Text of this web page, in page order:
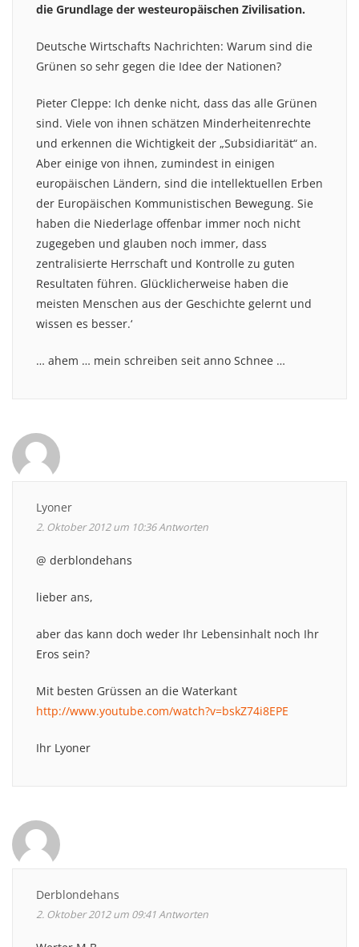
die Grundlage der westeuropäischen Zivilisation.
Deutsche Wirtschafts Nachrichten: Warum sind die
Grünen so sehr gegen die Idee der Nationen?
Pieter Cleppe: Ich denke nicht, dass das alle Grünen
sind. Viele von ihnen schätzen Minderheitenrechte
und erkennen die Wichtigkeit der „Subsidiarität“ an.
Aber einige von ihnen, zumindest in einigen
europäischen Ländern, sind die intellektuellen Erben
der Europäischen Kommunistischen Bewegung. Sie
haben die Niederlage offenbar immer noch nicht
zugegeben und glauben noch immer, dass
zentralisierte Herrschaft und Kontrolle zu guten
Resultaten führen. Glücklicherweise haben die
meisten Menschen aus der Geschichte gelernt und
wissen es besser.‘
… ahem … mein schreiben seit anno Schnee …
Lyoner
2. Oktober 2012 um 10:36Antworten
@ derblondehans
lieber ans,
aber das kann doch weder Ihr Lebensinhalt noch Ihr
Eros sein?
Mit besten Grüssen an die Waterkant
http://www.youtube.com/watch?v=bskZ74i8EPE
Ihr Lyoner
Derblondehans
2. Oktober 2012 um 09:41Antworten